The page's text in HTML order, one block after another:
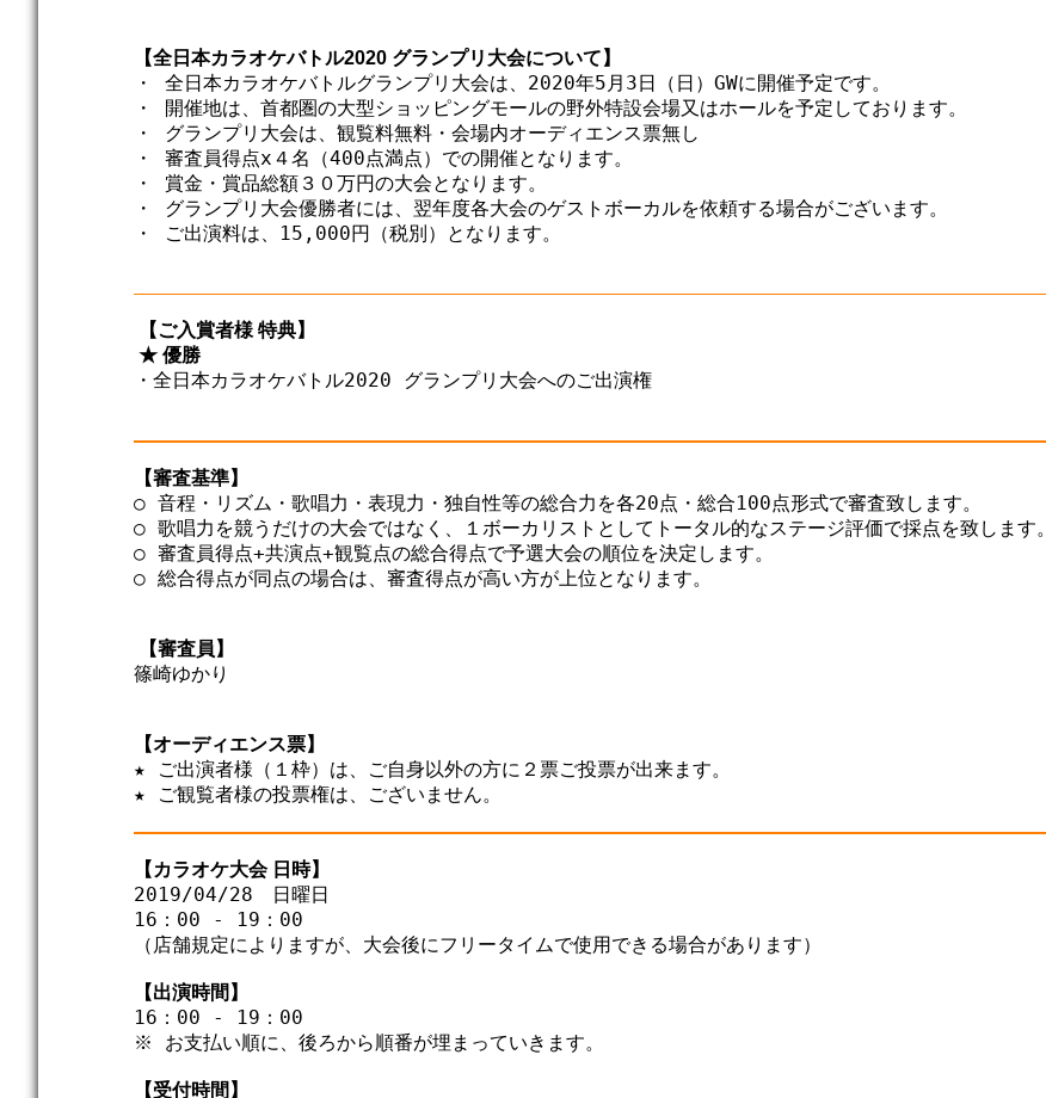
【全日本カラオケバトル2020 グランプリ大会について】
・ 全日本カラオケバトルグランプリ大会は、2020年5月3日（日）GWに開催予定です。
・ 開催地は、首都圏の大型ショッピングモールの野外特設会場又はホールを予定しております。
・ グランプリ大会は、観覧料無料・会場内オーディエンス票無し
・ 審査員得点x４名（400点満点）での開催となります。
・ 賞金・賞品総額３０万円の大会となります。
・ グランプリ大会優勝者には、翌年度各大会のゲストボーカルを依頼する場合がございます。
・ ご出演料は、15,000円（税別）となります。
【ご入賞者様 特典】
★ 優勝
・全日本カラオケバトル2020 グランプリ大会へのご出演権
【審査基準】
○ 音程・リズム・歌唱力・表現力・独自性等の総合力を各20点・総合100点形式で審査致します。
○ 歌唱力を競うだけの大会ではなく、１ボーカリストとしてトータル的なステージ評価で採点を致します。
○ 審査員得点+共演点+観覧点の総合得点で予選大会の順位を決定します。
○ 総合得点が同点の場合は、審査得点が高い方が上位となります。
【審査員】
篠崎ゆかり
【オーディエンス票】
★ ご出演者様（１枠）は、ご自身以外の方に２票ご投票が出来ます。
【カラオケ大会 日時】
2019/04/28　日曜日
16：00 - 19：00
（店舗規定によりますが、大会後にフリータイムで使用できる場合があります）
【出演時間】
16：00 - 19：00
※ お支払い順に、後ろから順番が埋まっていきます。
【受付時間】